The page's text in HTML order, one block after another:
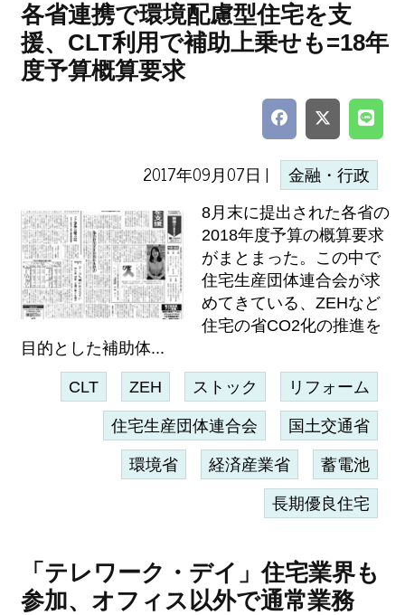
各省連携で環境配慮型住宅を支
援、CLT利用で補助上乗せも=18年
度予算概算要求
2017年09月07日 | 金融・行政
8月末に提出された各省の
2018年度予算の概算要求
がまとまった。この中で
住宅生産団体連合会が求
めてきている、ZEHなど
住宅の省CO2化の推進を
目的とした補助体...
CLT ZEH ストック リフォーム
住宅生産団体連合会 国土交通省
環境省 経済産業省 蓄電池
長期優良住宅
「テレワーク・デイ」住宅業界も
参加、オフィス以外で通常業務